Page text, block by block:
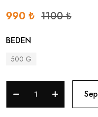
990 ₺ 1100 ₺
BEDEN
500 G